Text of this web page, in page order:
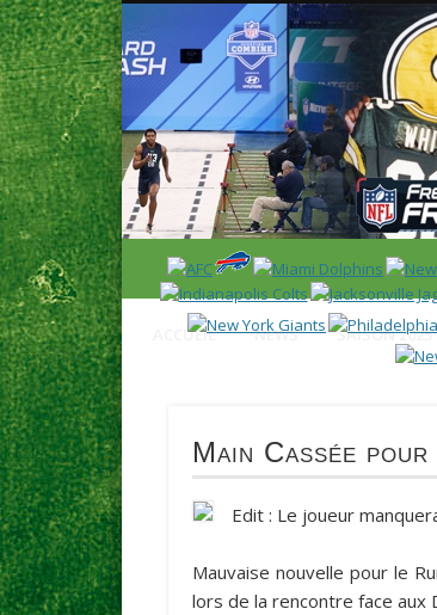
News en français sur la NFL et le Football
ACCUEIL NEWS SAISON 2025
Main Cassée pour
Edit : Le joueur
Mauvaise nouvelle pour le
lors de la rencontre face aux